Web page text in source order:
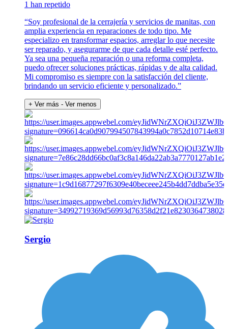
1 han repetido
“Soy profesional de la cerrajería y servicios de manitas, con
amplia experiencia en reparaciones de todo tipo. Me
especializo en transformar espacios, arreglar lo que necesite
ser reparado, y asegurarme de que cada detalle esté perfecto.
Ya sea una pequeña reparación o una reforma completa,
puedo ofrecer soluciones prácticas, rápidas y de alta calidad.
Mi compromiso es siempre con la satisfacción del cliente,
brindando un servicio eficiente y personalizado.”
+ Ver más - Ver menos
Sergio